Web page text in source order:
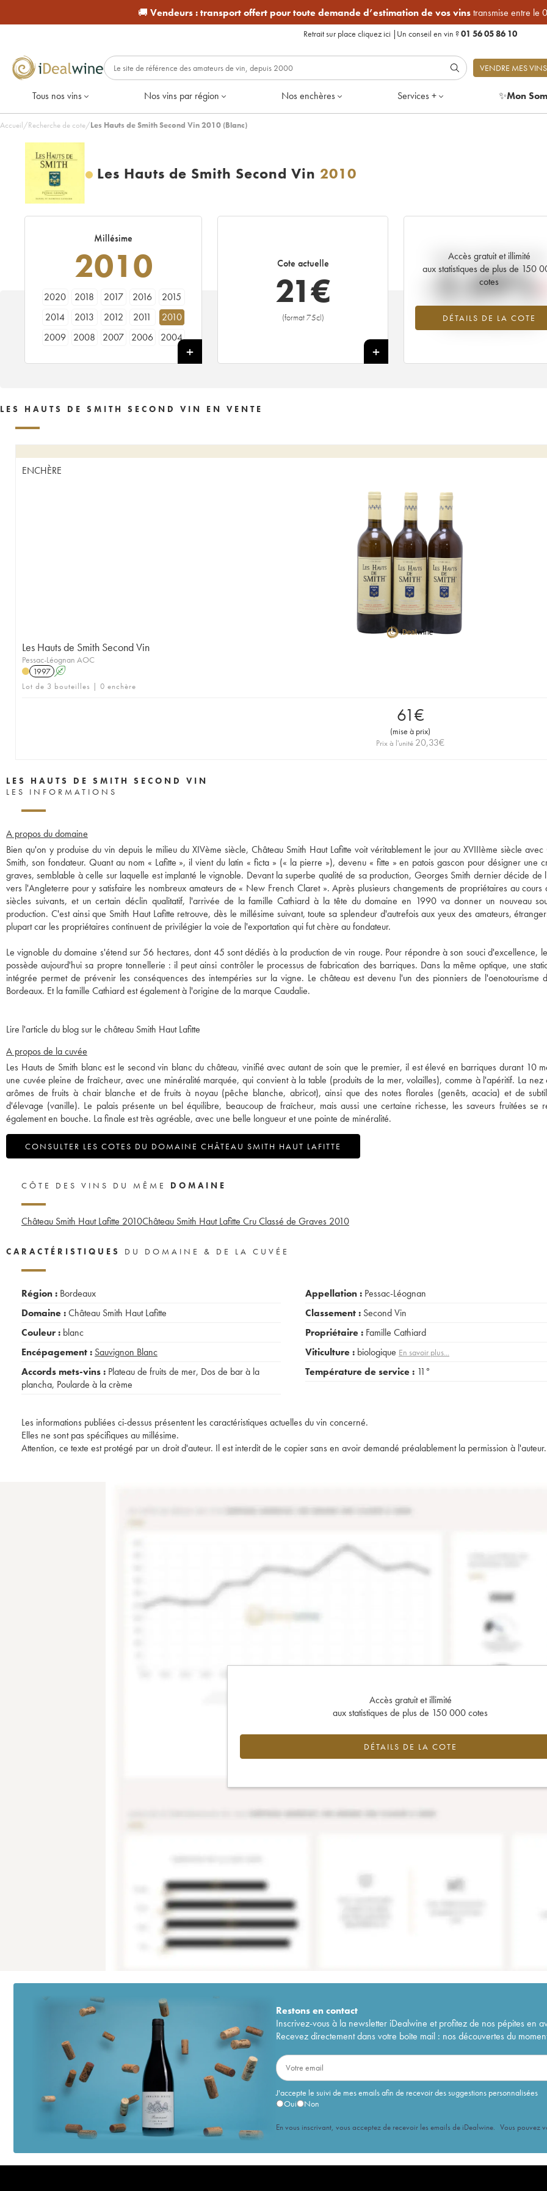
🚚 Vendeurs :transport offert pour toute demande d’estimation de vos vinstransmise entre le
Retrait sur place cliquez ici | Un conseil en vin ?01 56 05 86 10
VENDRE MES VINS
Tous nos vins Nos vins par région Nos enchères Services + ✨Mon
Accueil/Recherche de cote/Les Hauts de Smith Second Vin 2010 (Blanc)
Les Hauts de Smith Second Vin 2010
Millésime
2010
2020 2018 2017 2016
2015
2014
2013 2012 2011
2010
2009
2008 2007 2006
2004
Cote actuelle
21€
(format 75cl)
+
Accès gratuit et illimité
aux statistiques de plus de 150
cotes
DÉTAILS DE LA COTE
Tendance actuelle de la cote
-2.09%
Tendance à la baisse du millésime
en 2026 par rapport à 2025
LES HAUTS DE SMITH SECOND VIN EN VENTE
ENCHÈRE
Les Hauts de Smith Second Vin
Pessac-Léognan AOC
1997 A
Lot de 3 bouteilles | 0 enchère
61€
(mise à prix)
Prix à l'unité 20,33€
LES HAUTS DE SMITH SECOND VIN
LES INFORMATIONS
A propos du domaine
Bien qu'on y produise du vin depuis le milieu du XIVème siècle, Château Smith Haut Lafitte voit véritablement le jour au XVIIIème siècle
Smith, son fondateur. Quant au nom « Lafitte », il vient du latin « ficta » (« la pierre »), devenu « fitte » en patois gascon pour désigner une
graves, semblable à celle sur laquelle est implanté le vignoble. Devant la superbe qualité de sa production, Georges Smith dernier décide de
vers l'Angleterre pour y satisfaire les nombreux amateurs de « New French Claret ». Après plusieurs changements de propriétaires au cours
siècles suivants, et un certain déclin qualitatif, l'arrivée de la famille Cathiard à la tête du domaine en 1990 va donner un nouveau
production. C'est ainsi que Smith Haut Lafitte retrouve, dès le millésime suivant, toute sa splendeur d'autrefois aux yeux des amateurs,
plupart car les propriétaires continuent de privilégier la voie de l'exportation qui fut chère au fondateur.
Le vignoble du domaine s'étend sur 56 hectares, dont 45 sont dédiés à la production de vin rouge. Pour répondre à son souci d'excellence,
possède aujourd'hui sa propre tonnellerie : il peut ainsi contrôler le processus de fabrication des barriques. Dans la même optique, une
intégrée permet de prévenir les conséquences des intempéries sur la vigne. Le château est devenu l'un des pionniers de l'oenotourisme
Bordeaux. Et la famille Cathiard est également à l'origine de la marque Caudalie.
Lire l'article du blog sur le château Smith Haut Lafitte
A propos de la cuvée
Les Hauts de Smith blanc est le second vin blanc du château, vinifié avec autant de soin que le premier, il est élevé en barriques durant 10
une cuvée pleine de fraîcheur, avec une minéralité marquée, qui convient à la table (produits de la mer, volailles), comme à l'apéritif. La nez
arômes de fruits à chair blanche et de fruits à noyau (pêche blanche, abricot), ainsi que des notes florales (genêts, acacia) et de
d'élevage (vanille). Le palais présente un bel équilibre, beaucoup de fraîcheur, mais aussi une certaine richesse, les saveurs fruitées se
également en bouche. La finale est très agréable, avec une belle longueur et une pointe de minéralité.
CONSULTER LES COTES DU DOMAINE CHÂTEAU SMITH HAUT LAFITTE
CÔTE DES VINS DU MÊME DOMAINE
Château Smith Haut Lafitte 2010Château Smith Haut Lafitte Cru Classé de Graves 2010
CARACTÉRISTIQUES DU DOMAINE & DE LA CUVÉE
Région : Bordeaux
Domaine :Château Smith Haut Lafitte
Couleur : blanc
Encépagement : Sauvignon Blanc
Accords mets-vins : Plateau de fruits de mer, Dos de bar à la
plancha, Poularde à la crème
Appellation : Pessac-Léognan
Classement : Second Vin
Propriétaire : Famille Cathiard
Viticulture : biologique En savoir plus...
Température de service : 11°
Les informations publiées ci-dessus présentent les caractéristiques actuelles du vin concerné.
Elles ne sont pas spécifiques au millésime.
Attention, ce texte est protégé par un droit d'auteur. Il est interdit de le copier sans en avoir demandé préalablement la permission à l'auteur.
Accès gratuit et illimité
aux statistiques de plus de 150 000 cotes
DÉTAILS DE LA COTE
Restons encontact
Inscrivez-vous à la newsletter iDealwine et profitez de nos pépites en
Recevez directement dans votre boîte mail : nos découvertes du
J'accepte le suivi de mes emails afin de recevoir des suggestions personnalisées
Oui
Non
En vous inscrivant, vous acceptez de recevoir les emails de iDealwine. Vous pouvez